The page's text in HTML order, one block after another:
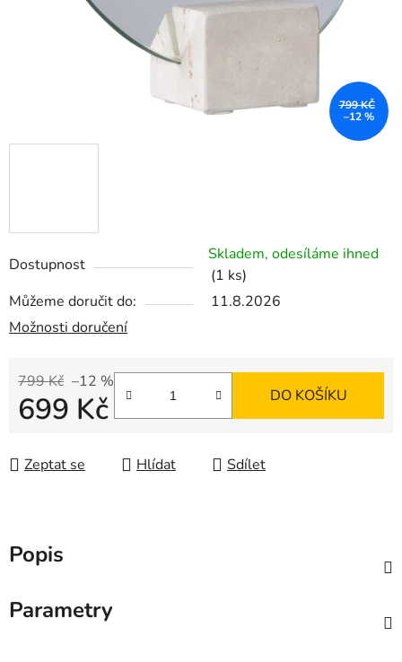
Dostupnost
Skladem, odesíláme ihned
(1 ks)
Můžeme doručit do:
11.8.2026
Možnosti doručení
799 Kč –12 %
699 Kč DO KOŠÍKU
Zeptat se Hlídat Sdílet
799 KČ
–12 %
Popis
Parametry